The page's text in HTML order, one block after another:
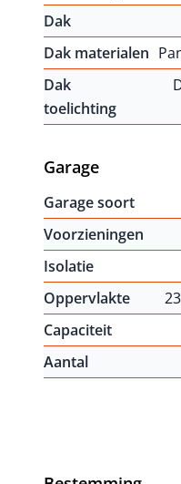
Dak
Dak materialen
Dak
toelichting
Garage
Garage soort
Voorzieningen
Isolatie
Oppervlakte
Capaciteit
Aantal